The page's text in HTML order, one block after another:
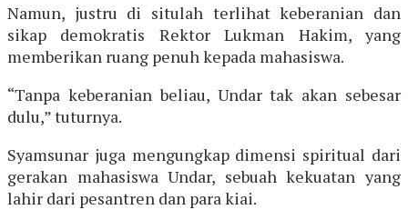
Namun, justru di situlah terlihat keberanian dan
sikap demokratis Rektor Lukman Hakim, yang
memberikan ruang penuh kepada mahasiswa.
“Tanpa keberanian beliau, Undar tak akan sebesar
dulu,” tuturnya.
Syamsunar juga mengungkap dimensi spiritual dari
gerakan mahasiswa Undar, sebuah kekuatan yang
lahir dari pesantren dan para kiai.